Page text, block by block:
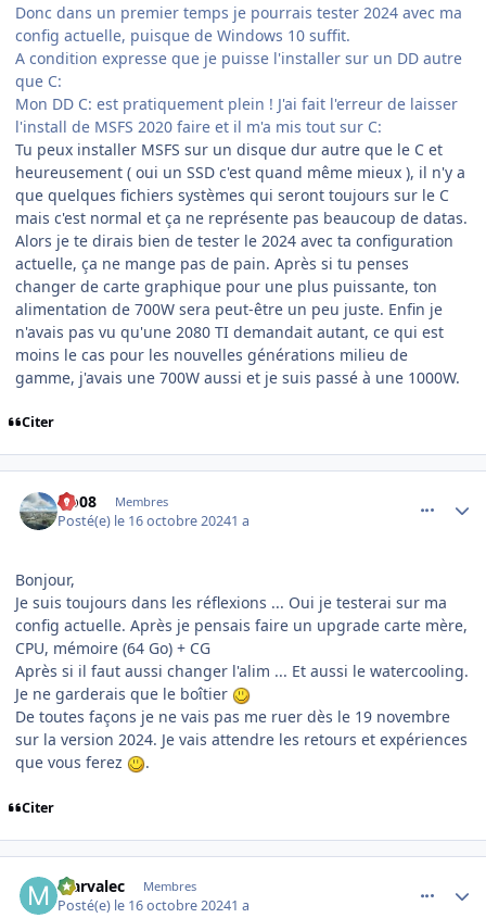
Donc dans un premier temps je pourrais tester 2024 avec ma
config actuelle, puisque de Windows 10 suffit.
A condition expresse que je puisse l'installer sur un DD autre
que C:
Mon DD C: est pratiquement plein ! J'ai fait l'erreur de laisser
l'install de MSFS 2020 faire et il m'a mis tout sur C:
Tu peux installer MSFS sur un disque dur autre que le C et
heureusement ( oui un SSD c'est quand même mieux ), il n'y a
que quelques fichiers systèmes qui seront toujours sur le C
mais c'est normal et ça ne représente pas beaucoup de datas.
Alors je te dirais bien de tester le 2024 avec ta configuration
actuelle, ça ne mange pas de pain. Après si tu penses
changer de carte graphique pour une plus puissante, ton
alimentation de 700W sera peut-être un peu juste. Enfin je
n'avais pas vu qu'une 2080 TI demandait autant, ce qui est
moins le cas pour les nouvelles générations milieu de
gamme, j'avais une 700W aussi et je suis passé à une 1000W.
Citer
clo08 Membres
Posté(e) le 16 octobre 20241 a
Bonjour,
Je suis toujours dans les réflexions ... Oui je testerai sur ma
config actuelle. Après je pensais faire un upgrade carte mère,
CPU, mémoire (64 Go) + CG
Après si il faut aussi changer l'alim ... Et aussi le watercooling.
Je ne garderais que le boîtier
De toutes façons je ne vais pas me ruer dès le 19 novembre
sur la version 2024. Je vais attendre les retours et expériences
que vous ferez
.
Citer
Marvalec Membres
Posté(e) le 16 octobre 20241 a